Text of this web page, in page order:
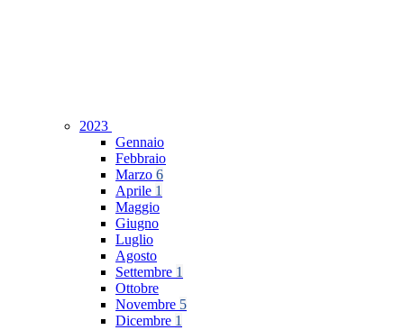
2023
Gennaio
Febbraio
Marzo 6
Aprile 1
Maggio
Giugno
Luglio
Agosto
Settembre 1
Ottobre
Novembre 5
Dicembre 1